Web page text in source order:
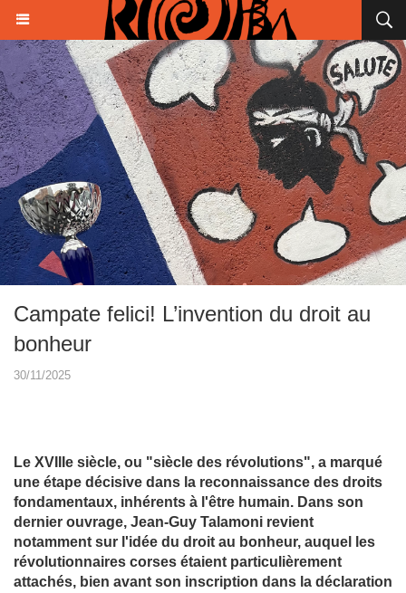
Campate felici! L’invention du droit au
bonheur
30/11/2025
Le XVIIIe siècle, ou "siècle des révolutions", a marqué
une étape décisive dans la reconnaissance des droits
fondamentaux, inhérents à l'être humain. Dans son
dernier ouvrage, Jean-Guy Talamoni revient
notamment sur l'idée du droit au bonheur, auquel les
révolutionnaires corses étaient particulièrement
attachés, bien avant son inscription dans la déclaration